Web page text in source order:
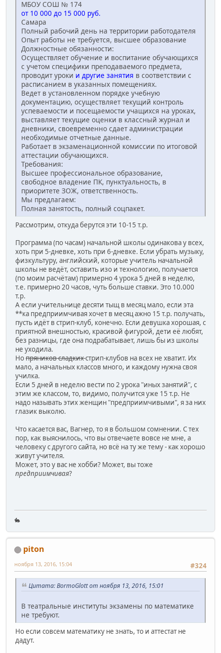
МБОУ СОШ № 174
от 10 000 до 15 000 руб.
Самара
Полный рабочий день на территории работодателя
Опыт работы не требуется, высшее образование
Должностные обязанности:
Осуществляет обучение и воспитание обучающихся
с учетом специфики преподаваемого предмета,
проводит уроки и другие занятия в соответствии с
расписанием в указанных помещениях.
Ведет в установленном порядке учебную
документацию, осуществляет текущий контроль
успеваемости и посещаемости учащихся на уроках,
выставляет текущие оценки в классный журнал и
дневники, своевременно сдает администрации
необходимые отчетные данные.
Работает в экзаменационной комиссии по итоговой
аттестации обучающихся.
Требования:
Высшее профессиональное образование,
свободное владение ПК, пунктуальность, в
приоритете ЗОЖ, ответственность.
Мы предлагаем:
Полная занятость, полный соцпакет.
Рассмотрим, откуда берутся эти 10-15 т.р.
Программа (по часам) начальной школы одинакова у всех,
хоть при 5-дневке, хоть при 6-дневке. Если убрать музыку,
физкультуру, английский, которые учитель начальной
школы не ведёт, оставить изо и технологию, получается
(по моим расчётам) примерно 4 урока 5 дней в неделю,
т.е. примерно 20 часов, чуть больше ставки. Это 10.000
т.р.
А если учительнице десяти тыщ в месяц мало, если эта
**ка предприимчивая хочет в месяц ажно 15 т.р. получать,
пусть идёт в стрип-клуб, конечно. Если девушка хорошая, с
приятной внешностью, красивой фигурой, дети её любят,
без разницы, где она подрабатывает, лишь бы из школы
не уходила.
Нопряников сладкихстрип-клубов на всех не хватит. Их
мало, а начальных классов много, и каждому нужна своя
училка.
Если 5 дней в неделю вести по 2 урока "иных занятий", с
этим же классом, то, видимо, получится уже 15 т.р. Не
надо называть этих женщин "предприимчивыми", я за них
глазик выколю.
Что касается вас, Вагнер, то я в большом сомнении. С тех
пор, как выяснилось, что вы отвечаете вовсе не мне, а
человеку с другого сайта, но всё на ту же тему - как хорошо
живут учителя.
Может, это у вас не хобби? Может, вы тоже
предприимчивая?
🐇
piton
#324
ноября 13, 2016, 15:04
Цитата: BormoGlott от ноября 13, 2016, 15:01
В театральные институты экзамены по математике
не требуют.
Но если совсем математику не знать, то и аттестат не
дадут.